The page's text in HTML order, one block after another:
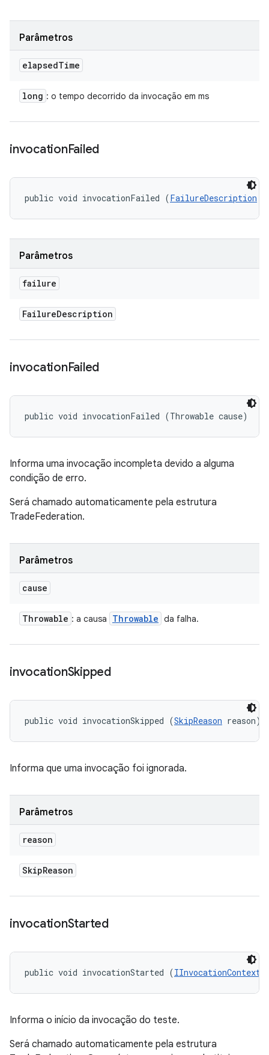
Parâmetros
elapsedTime
long : o tempo decorrido da invocação em ms
invocationFailed
public void invocationFailed (FailureDescription
Parâmetros
failure
FailureDescription
invocationFailed
public void invocationFailed (Throwable cause)
Informa uma invocação incompleta devido a alguma
condição de erro.
Será chamado automaticamente pela estrutura
TradeFederation.
Parâmetros
cause
Throwable : a causa Throwable da falha.
invocationSkipped
public void invocationSkipped (SkipReason reason)
Informa que uma invocação foi ignorada.
Parâmetros
reason
SkipReason
invocationStarted
public void invocationStarted (IInvocationContext
Informa o início da invocação do teste.
Será chamado automaticamente pela estrutura